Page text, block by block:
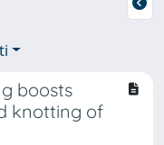
boosts
knotting of